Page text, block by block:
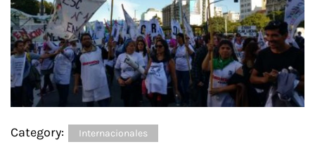
Category: Internacionales